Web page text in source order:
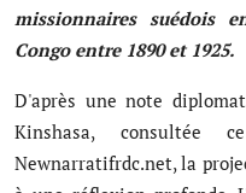
Investissement
Santé
missionnaires suédois
Congo entre 1890 et 1925.
D'après une note
Kinshasa,
Newnarratifrdc.net, la